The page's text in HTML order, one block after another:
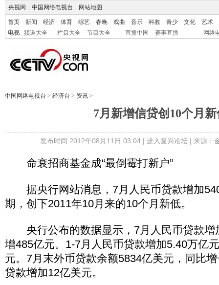
央视网 中国网络电视台 网站地图
首页 新闻 经济 体育 综艺 春晚 戏曲 音乐 科教 青少 文化
艺术
电视
频道大全 栏目大全 节目大全 直播中国 赛事直播 网络
中国网络电视台 > 经济台 > 资讯 >
7月新增信贷创10个月新
发布时间:2012年08月11日 03:04 | 进入复兴论坛| 来源：
命衰招商基金成“最倒霉打新户”
据央行网站消息，7月人民币贷款增加
期，创下2011年10月来的10个月新低。
央行公布的数据显示，7月人民币贷款增
增485亿元。1-7月人民币贷款增加5.40万亿
元。7月末外币贷款余额5834亿美元，同比
贷款增加12亿美元。